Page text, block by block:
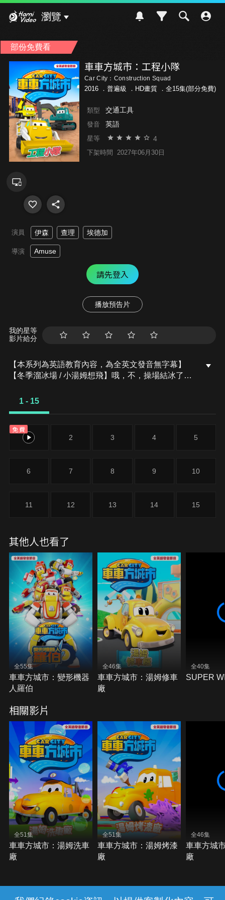
瀏覽
部份免費看
車車方城市：工程小隊
Car City：Construction Squad
2016 ． 普遍級 ．HD畫質 ．全15集(部分免費)
類型 交通工具
發音 英語
星等 4
下架時間 2027年06月30日
演員 伊森 查理 埃德加
導演 Amuse
請先登入
播放預告片
我的星等
影片給分
【本系列為英語教育內容，為全英文發音無字幕】
【冬季溜冰場 / 小湯姆想飛】哦，不，操場結冰了！
一個溜冰場。
1 - 15
免費
1 2 3 4 5
6 7 8 9 10
11 12 13 14 15
其他人也看了
全55集
車車方城市：變形機器
人羅伯
全46集
車車方城市：湯姆修車
廠
全40集
SUPER
相關影片
全51集
車車方城市：湯姆洗車
廠
全51集
車車方城市：湯姆烤漆
廠
全46集
車車方城
廠